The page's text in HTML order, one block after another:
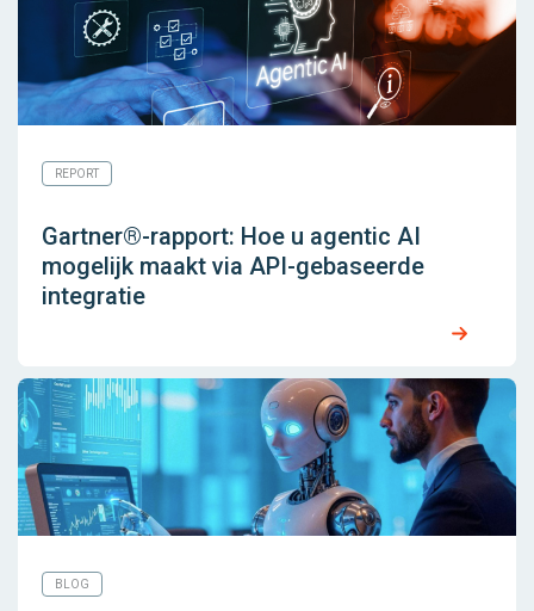
REPORT
Gartner®-rapport: Hoe u agentic AI
mogelijk maakt via API-gebaseerde
integratie
BLOG